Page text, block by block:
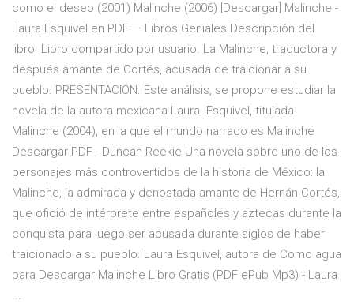
como el deseo (2001) Malinche (2006) [Descargar] Malinche -
Laura Esquivel en PDF — Libros Geniales Descripción del
libro. Libro compartido por usuario. La Malinche, traductora y
después amante de Cortés, acusada de traicionar a su
pueblo. PRESENTACIÓN. Este análisis, se propone estudiar la
novela de la autora mexicana Laura. Esquivel, titulada
Malinche (2004), en la que el mundo narrado es Malinche
Descargar PDF - Duncan Reekie Una novela sobre uno de los
personajes más controvertidos de la historia de México: la
Malinche, la admirada y denostada amante de Hernán Cortés,
que ofició de intérprete entre españoles y aztecas durante la
conquista para luego ser acusada durante siglos de haber
traicionado a su pueblo. Laura Esquivel, autora de Como agua
para Descargar Malinche Libro Gratis (PDF ePub Mp3) - Laura
...